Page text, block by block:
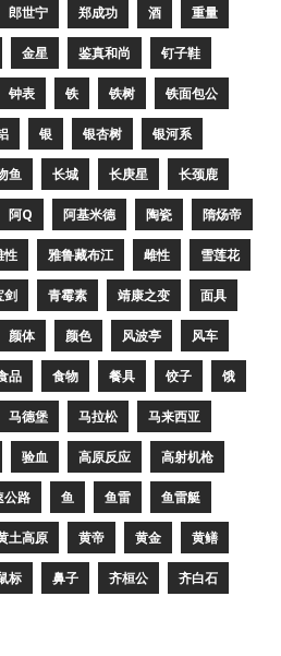
郎世宁 郑成功 酒 重量
金星 鉴真和尚 钉子鞋
钟表 铁 铁树 铁面包公
银 银杏树 银河系
鱼 长城 长庚星 长颈鹿
阿Q 阿基米德 陶瓷 隋炀帝
性 雅鲁藏布江 雌性 雪莲花
剑 青霉素 靖康之变 面具
颜体 颜色 风波亭 风车
品 食物 餐具 饺子 饿
马德堡 马拉松 马来西亚
验血 高原反应 高射机枪
公路 鱼 鱼雷 鱼雷艇
土高原 黄帝 黄金 黄鳝
标 鼻子 齐桓公 齐白石